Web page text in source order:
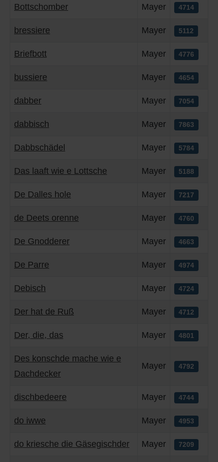
Bottschomber Mayer 4714
bressiere Mayer 5112
Briefbott Mayer 4776
bussiere Mayer 4654
dabber Mayer 7054
dabbisch Mayer 7863
Dabbschädel Mayer 5784
Das laaft wie e Lottsche Mayer 5188
De Dalles hole Mayer 7217
de Deets orenne Mayer 4760
De Gnodderer Mayer 4663
De Parre Mayer 4974
Debisch Mayer 4724
Der hat de Ruß Mayer 4712
Der, die, das Mayer 4801
Des konschde mache wie e
Dachdecker
Mayer 4792
dischbedeere Mayer 4744
do iwwe Mayer 4953
do kriesche die Gäsegischder Mayer 7209